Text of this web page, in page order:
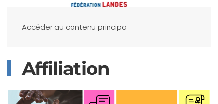
Accéder au contenu principal
Affiliation